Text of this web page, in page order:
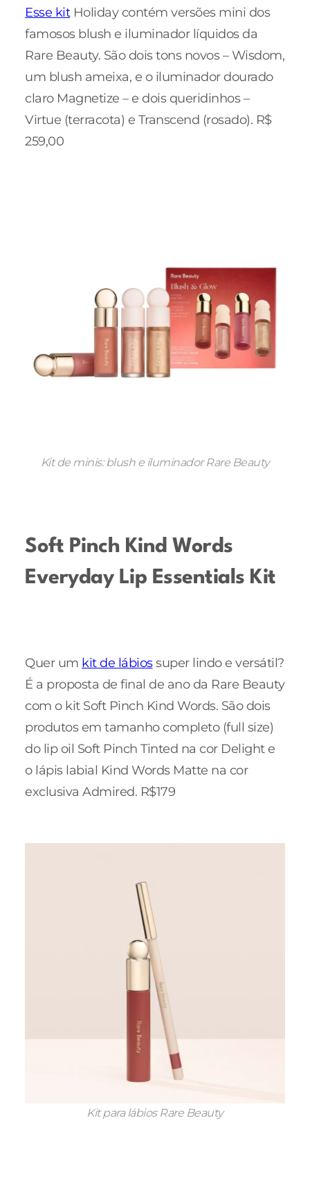
Esse kitHoliday contém versões mini dos
famosos blush e iluminador líquidos da
Rare Beauty. São dois tons novos – Wisdom,
um blush ameixa, e o iluminador dourado
claro Magnetize – e dois queridinhos –
Virtue (terracota) e Transcend (rosado). R$
259,00
Kit de minis: blush e iluminador Rare Beauty
Soft Pinch Kind Words
Everyday Lip Essentials Kit
Quer um kit de lábiossuper lindo e versátil?
É a proposta de final de ano da Rare Beauty
com o kit Soft Pinch Kind Words. São dois
produtos em tamanho completo (full size)
do lip oil Soft Pinch Tinted na cor Delight e
o lápis labial Kind Words Matte na cor
exclusiva Admired. R$179
Kit para lábios Rare Beauty